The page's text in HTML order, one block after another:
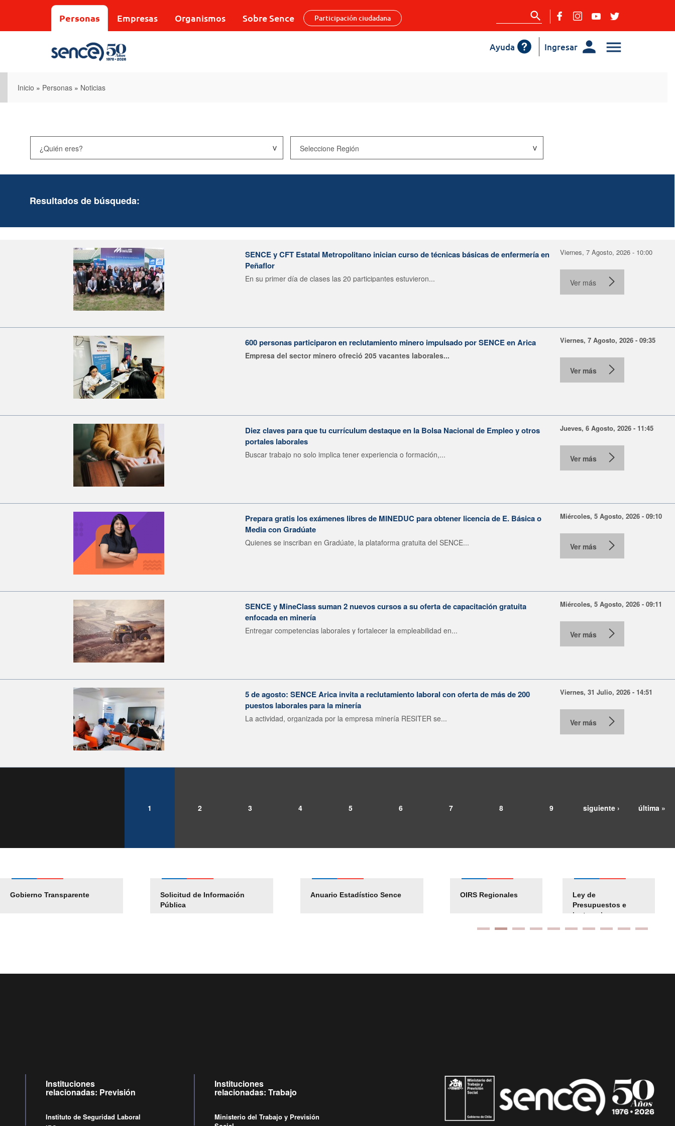
Personas Empresas Organismos Sobre Sence Participación ciudadana
Ingresar
Ayuda
Inicio » Personas » Noticias
Resultados de búsqueda:
SENCE y CFT Estatal Metropolitano inician curso de técnicas básicas de enfermería en
Peñaflor
En su primer día de clases las 20 participantes estuvieron...
Viernes, 7 Agosto, 2026 - 10:00
Ver más
600 personas participaron en reclutamiento minero impulsado por SENCE en Arica
Empresa del sector minero ofreció 205 vacantes laborales...
Viernes, 7 Agosto, 2026 - 09:35
Ver más
Diez claves para que tu currículum destaque en la Bolsa Nacional de Empleo y otros
portales laborales
Buscar trabajo no solo implica tener experiencia o formación,...
Jueves, 6 Agosto, 2026 - 11:45
Ver más
Prepara gratis los exámenes libres de MINEDUC para obtener licencia de E. Básica o
Media con Gradúate
Quienes se inscriban en Gradúate, la plataforma gratuita del SENCE...
Miércoles, 5 Agosto, 2026 - 09:10
Ver más
SENCE y MineClass suman 2 nuevos cursos a su oferta de capacitación gratuita
enfocada en minería
Entregar competencias laborales y fortalecer la empleabilidad en...
Miércoles, 5 Agosto, 2026 - 09:11
Ver más
5 de agosto: SENCE Arica invita a reclutamiento laboral con oferta de más de 200
puestos laborales para la minería
La actividad, organizada por la empresa minería RESITER se...
Viernes, 31 Julio, 2026 - 14:51
Ver más
1 2 3 4 5 6 7 8 9 siguiente › última »
Gobierno Transparente
Solicitud de Información
Pública
Anuario Estadístico Sence
Pago Proveedores
Empleos Públicos
Solicitud Audiencias
OIRS Regionales
Ley de
Presupuestos e
instrucciones
Instituciones
relacionadas: Previsión
Instituto de Seguridad Laboral
Instituciones
relacionadas: Trabajo
Ministerio del Trabajo y Previsión